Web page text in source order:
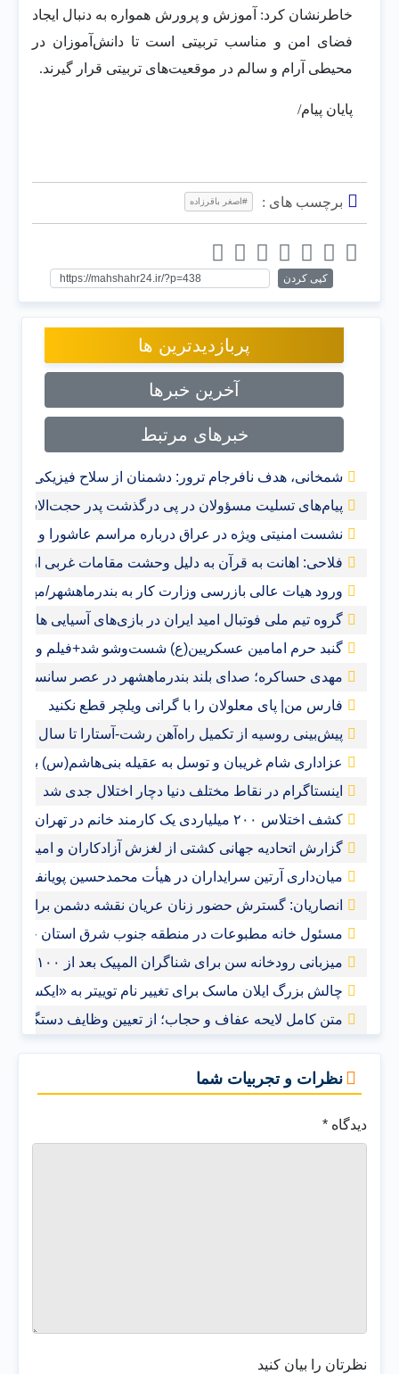
خاطرنشان کرد: آموزش و پرورش همواره به دنبال ایجاد
فضای امن و مناسب تربیتی است تا دانش‌آموزان در
محیطی آرام و سالم در موقعیت‌های تربیتی قرار گیرند.
پایان پیام/
برچسب های : #اصغر باقرزاده
کپی کردن
پربازدیدترین ها
آخرین خبرها
خبرهای مرتبط
شمخانی، هدف نافرجام ترور: دشمنان از سلاح فیزیکی
پیام‌های تسلیت مسؤولان در پی درگذشت پدر حجت‌الاسلام
نشست امنیتی ویژه در عراق درباره مراسم عاشورا و
فلاحی: اهانت به قرآن‌ به دلیل وحشت مقامات غربی از
ورود هیات عالی بازرسی وزارت کار به بندرماهشهر/مهدی
گروه تیم ملی فوتبال امید ایران در بازی‌های آسیایی
گنبد حرم امامین عسکریین(ع) شست‌وشو شد+فیلم و
مهدی حساکره؛ صدای بلند بندرماهشهر در عصر سانسور
فارس من| پای معلولان را با گرانی ویلچر قطع نکنید
پیش‌بینی روسیه از تکمیل راه‌آهن رشت-آستارا تا سال ‌۲۰۲۸
عزاداری شام غریبان و توسل به عقیله بنی‌هاشم(س) با
اینستاگرام در نقاط مختلف دنیا دچار اختلال جدی شد
کشف اختلاس ۲۰۰ میلیاردی یک کارمند خانم در تهران
گزارش اتحادیه جهانی کشتی از لغزش آزادکاران و
میان‌داری آرتین سرایداران در هیأت محمدحسین
انصاریان: گسترش حضور زنان عریان نقشه دشمن برای
مسئول خانه مطبوعات در منطقه جنوب شرق استان
میزبانی رودخانه سن برای شناگران المپیک بعد از ۱۰۰ سال
چالش بزرگ ایلان ماسک برای تغییر نام توییتر به «ایکس»
متن کامل لایحه عفاف و حجاب؛ از تعیین وظایف
نظرات و تجربیات شما
دیدگاه *
نظرتان را بیان کنید